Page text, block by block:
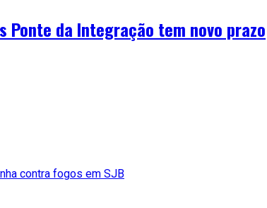
Ponte da Integração tem novo prazo